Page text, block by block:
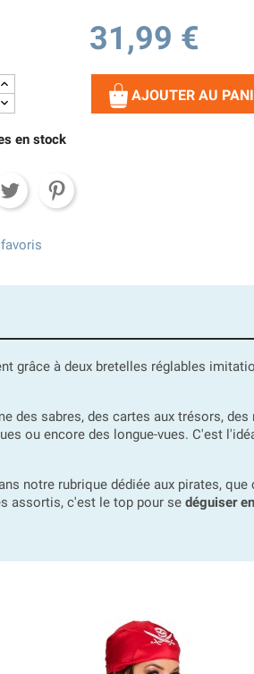
31,99 €
AJOUTER AU
en stock
grâce à deux bretelles réglables
des sabres, des cartes aux trésors, des
ou encore des longue-vues. C'est
notre rubrique dédiée aux pirates,
assortis, c'est le top pour se déguiser